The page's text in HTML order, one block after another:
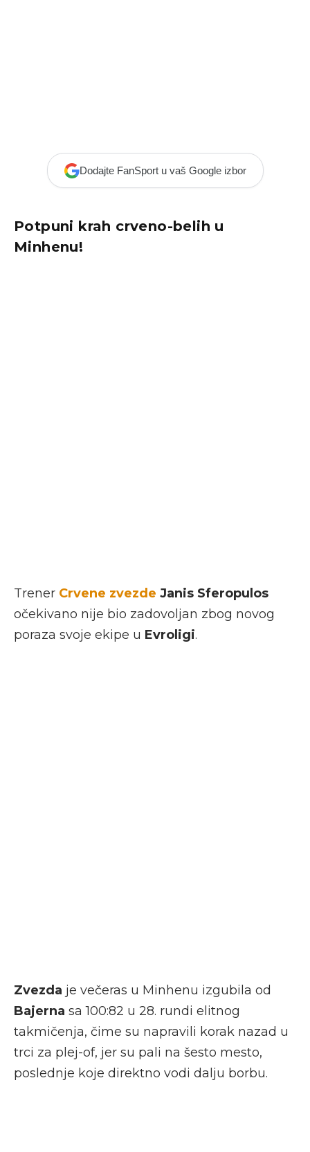
Dodajte FanSport u vaš Google izbor
Potpuni krah crveno-belih u
Minhenu!
Trener Crvene zvezde Janis Sferopulos
očekivano nije bio zadovoljan zbog novog
poraza svoje ekipe u Evroligi.
Zvezda je večeras u Minhenu izgubila od
Bajerna sa 100:82 u 28. rundi elitnog
takmičenja, čime su napravili korak nazad u
trci za plej-of, jer su pali na šesto mesto,
poslednje koje direktno vodi dalju borbu.